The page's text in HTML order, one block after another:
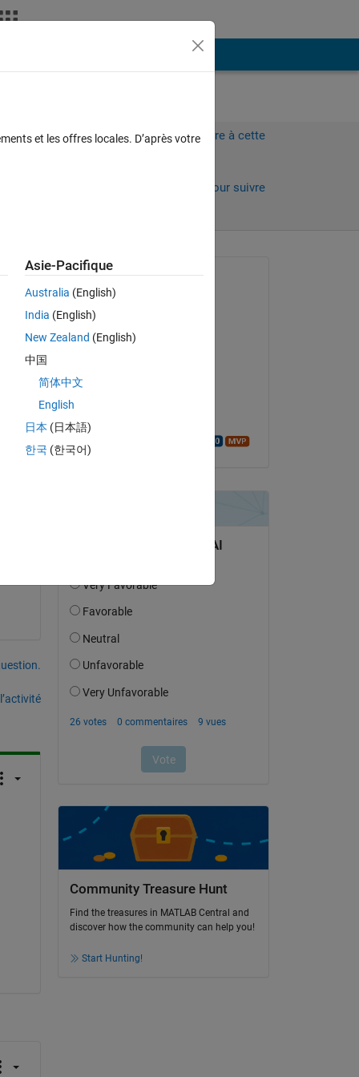
Connectez-vous pour répondre à cette
Connectez-vous pour suivre
anciens
Mohammad Shahbazy
le 26 Nov 2019
le 24 Mar 2020
Acceptée :
Community Treasure Hunt
Find the treasures in MATLAB Central and
discover how the community can help you!
Start Hunting!
et les offres locales. D’après votre
Asie-Pacifique
Australia (English)
India (English)
New Zealand (English)
中国
简体中文
English
日本 (日本語)
한국 (한국어)